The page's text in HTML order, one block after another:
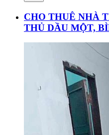
CHO THUÊ NHÀ
THỦ DẦU MỘT,